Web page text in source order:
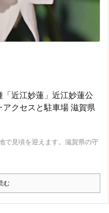
近江妙蓮」近江妙蓮公
クセスと駐車場 滋賀県
で見頃を迎えます。滋賀県の守
む